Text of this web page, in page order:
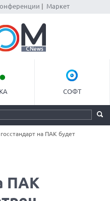
Маркет
СОФТ
на ПАК будет
ПАК